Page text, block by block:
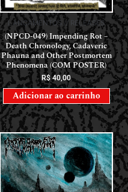
LANÇAMENTOS // RELEASES
(NPCD-049) Impending Rot –
Death Chronology, Cadaveric
Phauna and Other Postmortem
Phenomena (COM POSTER)
R$40,00
Adicionar ao carrinho